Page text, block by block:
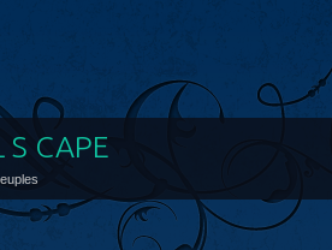
S CAPE